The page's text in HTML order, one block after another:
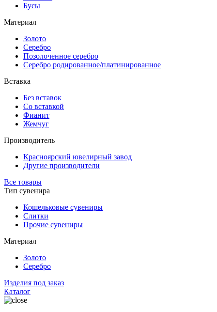
Бусы
Материал
Золото
Серебро
Позолоченное серебро
Серебро родированное/платинированное
Вставка
Без вставок
Со вставкой
Фианит
Жемчуг
Производитель
Красноярский ювелирный завод
Другие производители
Все товары
Тип сувенира
Кошельковые сувениры
Слитки
Прочие сувениры
Материал
Золото
Серебро
Изделия под заказ
Каталог